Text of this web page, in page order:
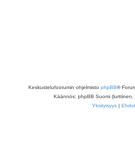
Keskustelufoorumin ohjelmisto phpBB®
Käännös: phpBB Suomi (lurttinen,
Yksityisyys | Ehdot